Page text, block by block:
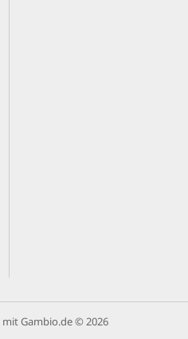
mit Gambio.de © 2026